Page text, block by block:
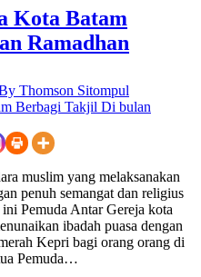
Kota Batam
Ramadhan
Thomson Sitompul
muslim yang melaksanakan
penuh semangat dan religius
Pemuda Antar Gereja kota
ibadah puasa dengan
Kepri bagi orang orang di
Pemuda…